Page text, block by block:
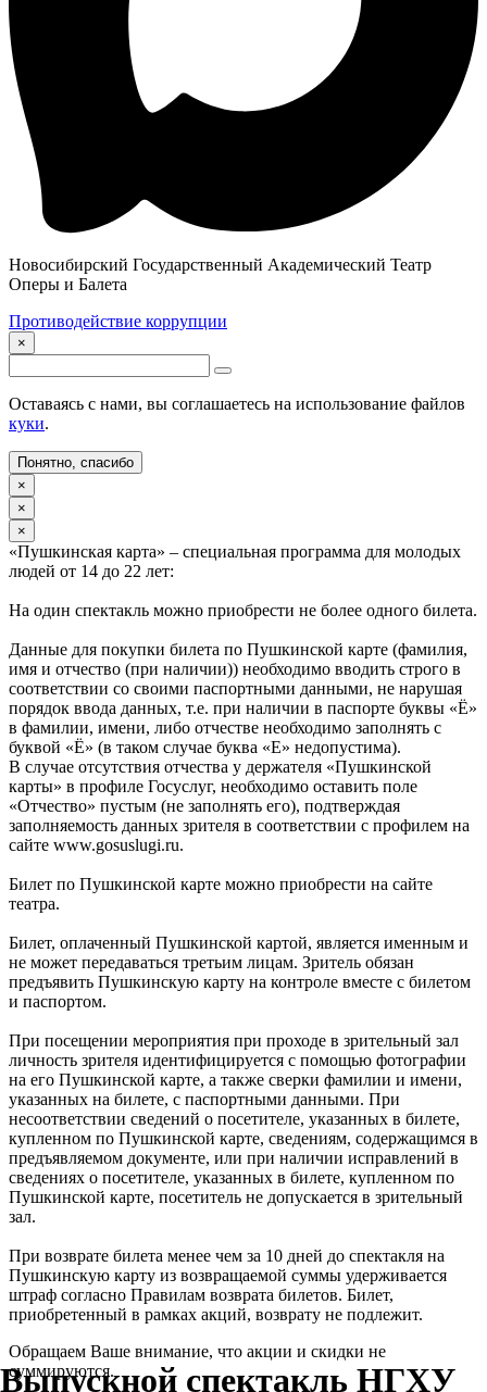
Выпускной спектакль НГХУ
Новосибирский Государственный Академический Театр
Оперы и Балета
Противодействие коррупции
×
Оставаясь с нами, вы соглашаетесь на использование файлов
куки.
Понятно, спасибо
×
×
×
«Пушкинская карта» – специальная программа для молодых
людей от 14 до 22 лет:
На один спектакль можно приобрести не более одного билета.
Данные для покупки билета по Пушкинской карте (фамилия,
имя и отчество (при наличии)) необходимо вводить строго в
соответствии со своими паспортными данными, не нарушая
порядок ввода данных, т.е. при наличии в паспорте буквы «Ё»
в фамилии, имени, либо отчестве необходимо заполнять с
буквой «Ё» (в таком случае буква «Е» недопустима).
В случае отсутствия отчества у держателя «Пушкинской
карты» в профиле Госуслуг, необходимо оставить поле
«Отчество» пустым (не заполнять его), подтверждая
заполняемость данных зрителя в соответствии с профилем на
сайте www.gosuslugi.ru.
Билет по Пушкинской карте можно приобрести на сайте
театра.
Билет, оплаченный Пушкинской картой, является именным и
не может передаваться третьим лицам. Зритель обязан
предъявить Пушкинскую карту на контроле вместе с билетом
и паспортом.
При посещении мероприятия при проходе в зрительный зал
личность зрителя идентифицируется с помощью фотографии
на его Пушкинской карте, а также сверки фамилии и имени,
указанных на билете, с паспортными данными. При
несоответствии сведений о посетителе, указанных в билете,
купленном по Пушкинской карте, сведениям, содержащимся в
предъявляемом документе, или при наличии исправлений в
сведениях о посетителе, указанных в билете, купленном по
Пушкинской карте, посетитель не допускается в зрительный
зал.
При возврате билета менее чем за 10 дней до спектакля на
Пушкинскую карту из возвращаемой суммы удерживается
штраф согласно Правилам возврата билетов. Билет,
приобретенный в рамках акций, возврату не подлежит.
Обращаем Ваше внимание, что акции и скидки не
суммируются.